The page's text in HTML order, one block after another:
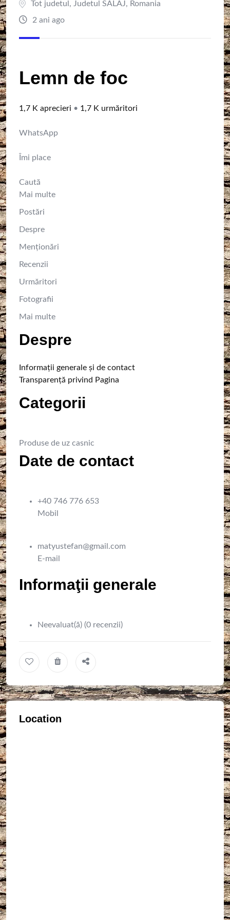
Tot judetul , Judetul SALAJ, Romania
2 ani ago
Lemn de foc
1,7 K aprecieri • 1,7 K urmăritori
WhatsApp
Îmi place
Caută
Mai multe
Postări
Despre
Menţionări
Recenzii
Urmăritori
Fotografii
Mai multe
Despre
Informaţii generale şi de contact
Transparenţă privind Pagina
Categorii
Produse de uz casnic
Date de contact
+40 746 776 653
Mobil
matyustefan@gmail.com
E-mail
Informaţii generale
Neevaluat(ă) (0 recenzii)
Location